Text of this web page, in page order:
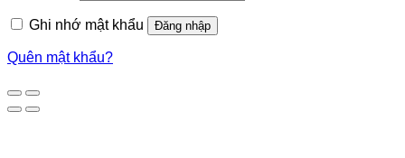
Ghi nhớ mật khẩu Đăng nhập
Quên mật khẩu?